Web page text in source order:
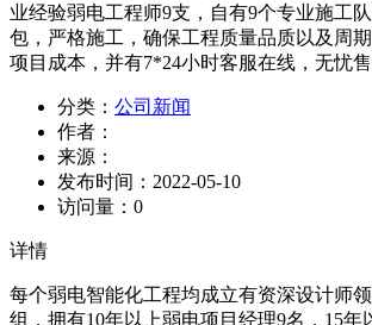
业经验弱电工程师9支，自有9个专业施工
包，严格施工，确保工程质量品质以及周
项目成本，并有7*24小时客服在线，无忧售
分类： 公司新闻
作者：
来源：
发布时间： 2022-05-10
访问量： 0
详情
每个弱电智能化工程均成立有资深设计师
组，拥有10年以上弱电项目经理9名，15年